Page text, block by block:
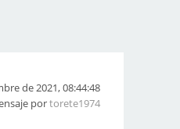
de 2021, 08:44:48
portorete1974